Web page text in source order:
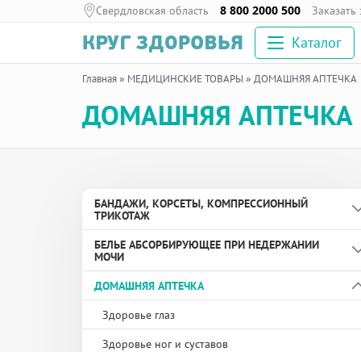
Свердловская область 8 800 2000 500 Заказать
Каталог
Главная» МЕДИЦИНСКИЕ ТОВАРЫ » ДОМАШНЯЯ АПТЕЧКА
ДОМАШНЯЯ АПТЕЧКА
БАНДАЖИ, КОРСЕТЫ, КОМПРЕССИОННЫЙ
ТРИКОТАЖ
Бандаж дородовой
Бандаж противогрыжевой
Бандаж с аппликаторами биомагнитными
медицинскими
Бандаж согревающий
БЕЛЬЕ АБСОРБИРУЮЩЕЕ ПРИ НЕДЕРЖАНИИ
МОЧИ
Вкладыши урологические
Пелёнки
Подгузники и подгузники-трусы для взрослых
ДОМАШНЯЯ АПТЕЧКА
Здоровье глаз
Здоровье ног и суставов